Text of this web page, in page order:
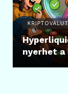
nyerhet a